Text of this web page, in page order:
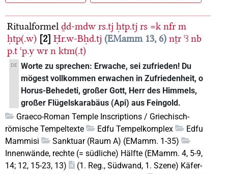
Ritualformel ḏd-mdw rs.tj ḥtp.tj rs =k nfr m
ḥtp(.w) 2 Ḥr.w-Bḥd.tj EMamm 13, 6 nṯr ꜥꜣ nb
p.t ꜥp.y wr n ktm(.t)
DE Worte zu sprechen: Erwache, sei zufrieden! Du
mögest vollkommen erwachen in Zufriedenheit, o
Horus-Behedeti, großer Gott, Herr des Himmels,
großer Flügelskarabäus (Api) aus Feingold.
Graeco-Roman Temple Inscriptions / Griechisch-
römische Tempeltexte
Edfu Tempelkomplex
Edfu
Mammisi
Sanktuar (Raum A) (EMamm. 1-35)
Innenwände, rechte (= südliche) Hälfte (EMamm. 4, 5-9,
14; 12, 15-23, 13)
(1. Reg., Südwand, 1. Szene) Käfer-